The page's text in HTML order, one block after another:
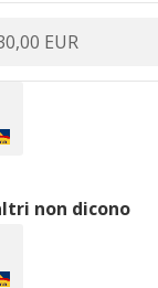
non dicono